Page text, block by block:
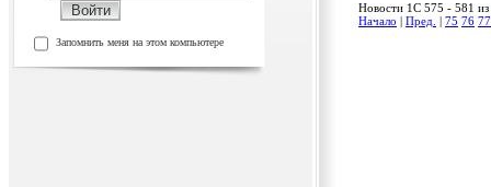
Запомнить меня на этом компьютере
Новости 1C 575 - 581
Начало
Пред. 75 76 77